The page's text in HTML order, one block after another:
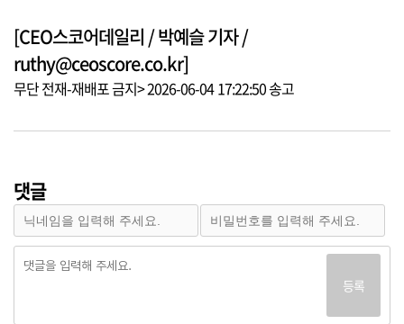
[CEO스코어데일리 / 박예슬 기자 /
ruthy@ceoscore.co.kr]
무단 전재-재배포 금지> 2026-06-04 17:22:50 송고
댓글
등록